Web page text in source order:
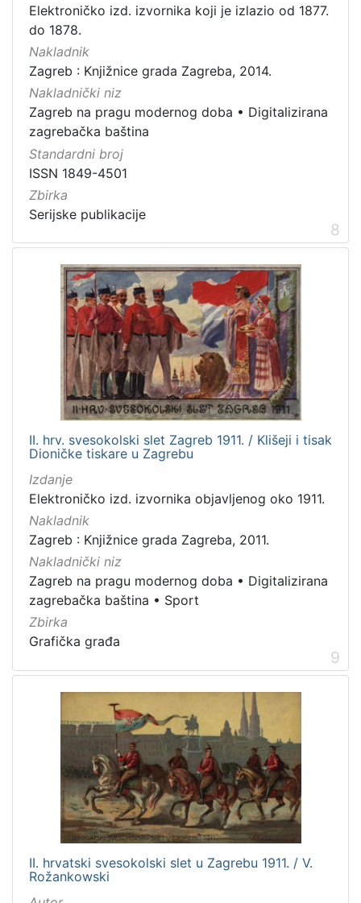
Elektroničko izd. izvornika koji je izlazio od 1877.
do 1878.
Nakladnik
Zagreb : Knjižnice grada Zagreba, 2014.
Nakladnički niz
Zagreb na pragu modernog doba • Digitalizirana
zagrebačka baština
Standardni broj
ISSN 1849-4501
Zbirka
Serijske publikacije
8
II. hrv. svesokolski slet Zagreb 1911. / Klišeji i tisak
Dioničke tiskare u Zagrebu
Izdanje
Elektroničko izd. izvornika objavljenog oko 1911.
Nakladnik
Zagreb : Knjižnice grada Zagreba, 2011.
Nakladnički niz
Zagreb na pragu modernog doba • Digitalizirana
zagrebačka baština • Sport
Zbirka
Grafička građa
9
II. hrvatski svesokolski slet u Zagrebu 1911. / V.
Rožankowski